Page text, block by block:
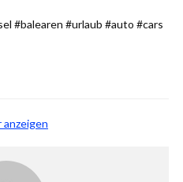
#balearen #urlaub #auto #cars